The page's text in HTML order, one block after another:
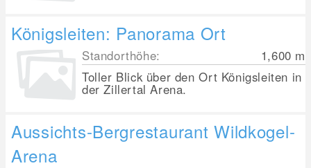
Königsleiten: Panorama Ort
Standorthöhe: 1,600 m
Toller Blick über den Ort Königsleiten in
der Zillertal Arena.
Aussichts-Bergrestaurant Wildkogel-
Arena